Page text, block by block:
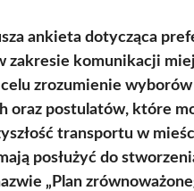
ankieta dotycząca
zakresie komunikacji
celu zrozumienie wyborów
oraz postulatów, które
transportu w
posłużyć do
„Plan